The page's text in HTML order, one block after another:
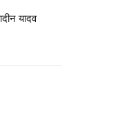
यादव